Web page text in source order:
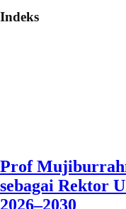
Indeks
Prof
sebagai Rektor
2026–2030